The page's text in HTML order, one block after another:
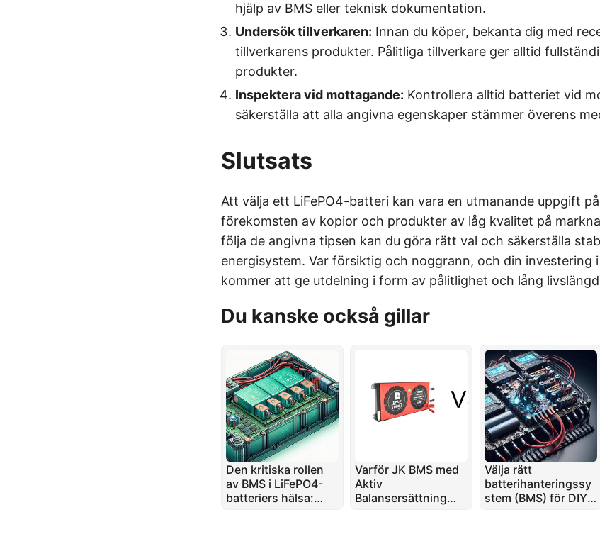
hjälp av BMS eller teknisk dokumentation.
Undersök tillverkaren: Innan du köper, bekanta dig med
tillverkarens produkter. Pålitliga tillverkare ger alltid
produkter.
Inspektera vid mottagande: Kontrollera alltid batteriet vid
säkerställa att alla angivna egenskaper stämmer överens
Slutsats
Att välja ett LiFePO4-batteri kan vara en utmanande uppgift
förekomsten av kopior och produkter av låg kvalitet på
följa de angivna tipsen kan du göra rätt val och säkerställa
energisystem. Var försiktig och noggrann, och din investering
kommer att ge utdelning i form av pålitlighet och lång
Du kanske också gillar
Den kritiska rollen
av BMS i LiFePO4-
batteriers hälsa:
Varför JK BMS med
Aktiv
Balansersättning
Välja rätt
batterihanteringssy
stem (BMS) för DIY